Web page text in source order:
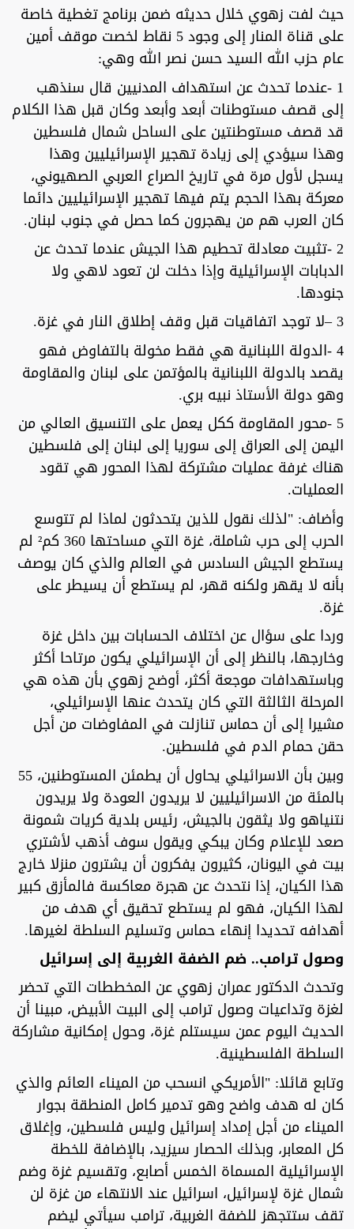
حيث لفت زهوي خلال حديثه ضمن برنامج تغطية خاصة
على قناة المنار إلى وجود 5 نقاط لخصت موقف أمين
عام حزب الله السيد حسن نصر الله وهي:
1 -عندما تحدث عن استهداف المدنيين قال سنذهب
إلى قصف مستوطنات أبعد وأبعد وكان قبل هذا الكلام
قد قصف مستوطنتين على الساحل شمال فلسطين
وهذا سيؤدي إلى زيادة تهجير الإسرائيليين وهذا
يسجل لأول مرة في تاريخ الصراع العربي الصهيوني،
معركة بهذا الحجم يتم فيها تهجير الإسرائيليين دائما
كان العرب هم من يهجرون كما حصل في جنوب لبنان.
2 -تثبيت معادلة تحطيم هذا الجيش عندما تحدث عن
الدبابات الإسرائيلية وإذا دخلت لن تعود لاهي ولا
جنودها.
3 –لا توجد اتفاقيات قبل وقف إطلاق النار في غزة.
4 -الدولة اللبنانية هي فقط مخولة بالتفاوض فهو
يقصد بالدولة اللبنانية بالمؤتمن على لبنان والمقاومة
وهو دولة الأستاذ نبيه بري.
5 -محور المقاومة ككل يعمل على التنسيق العالي من
اليمن إلى العراق إلى سوريا إلى لبنان إلى فلسطين
هناك غرفة عمليات مشتركة لهذا المحور هي تقود
العمليات.
وأضاف: "لذلك نقول للذين يتحدثون لماذا لم تتوسع
الحرب إلى حرب شاملة، غزة التي مساحتها 360 كم² لم
يستطع الجيش السادس في العالم والذي كان يوصف
بأنه لا يقهر ولكنه قهر، لم يستطع أن يسيطر على
غزة.
وردا على سؤال عن اختلاف الحسابات بين داخل غزة
وخارجها، بالنظر إلى أن الإسرائيلي يكون مرتاحا أكثر
وباستهدافات موجعة أكثر، أوضح زهوي بأن هذه هي
المرحلة الثالثة التي كان يتحدث عنها الإسرائيلي،
مشيرا إلى أن حماس تنازلت في المفاوضات من أجل
حقن حمام الدم في فلسطين.
وبين بأن الاسرائيلي يحاول أن يطمئن المستوطنين، 55
بالمئة من الاسرائيليين لا يريدون العودة ولا يريدون
نتنياهو ولا يثقون بالجيش، رئيس بلدية كريات شمونة
صعد للإعلام وكان يبكي ويقول سوف أذهب لأشتري
بيت في اليونان، كثيرون يفكرون أن يشترون منزلا خارج
هذا الكيان، إذا نتحدث عن هجرة معاكسة فالمأزق كبير
لهذا الكيان، فهو لم يستطع تحقيق أي هدف من
أهدافه تحديدا إنهاء حماس وتسليم السلطة لغيرها.
وصول ترامب.. ضم الضفة الغربية إلى إسرائيل
وتحدث الدكتور عمران زهوي عن المخططات التي تحضر
لغزة وتداعيات وصول ترامب إلى البيت الأبيض، مبينا أن
الحديث اليوم عمن سيستلم غزة، وحول إمكانية مشاركة
السلطة الفلسطينية.
وتابع قائلا: "الأمريكي انسحب من الميناء العائم والذي
كان له هدف واضح وهو تدمير كامل المنطقة بجوار
الميناء من أجل إمداد إسرائيل وليس فلسطين، وإغلاق
كل المعابر، وبذلك الحصار سيزيد، بالإضافة للخطة
الإسرائيلية المسماة الخمس أصابع، وتقسيم غزة وضم
شمال غزة لإسرائيل، اسرائيل عند الانتهاء من غزة لن
تقف ستتجهز للضفة الغربية، ترامب سيأتي ليضم